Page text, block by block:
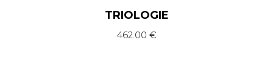
TRIOLOGIE
462.00 €